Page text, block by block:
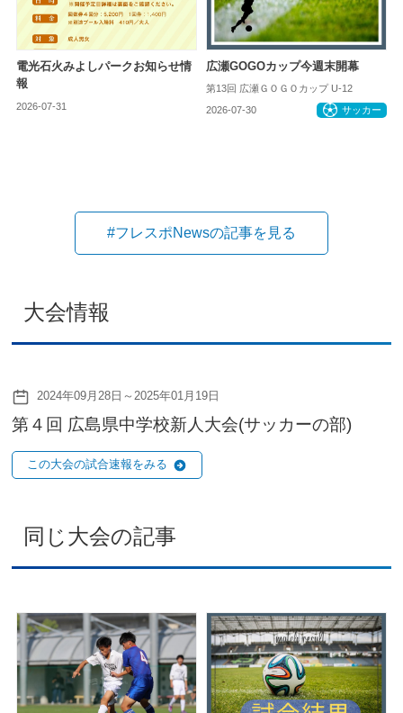
電光石火みよしパークお知らせ情
報
2026-07-31
広瀬GOGOカップ今週末開幕
第13回 広瀬ＧＯＧＯカップ U-12
2026-07-30 サッカー
#フレスポNewsの記事を見る
大会情報
2024年09月28日～2025年01月19日
第４回 広島県中学校新人大会(サッカーの部)
この大会の試合速報をみる
同じ大会の記事